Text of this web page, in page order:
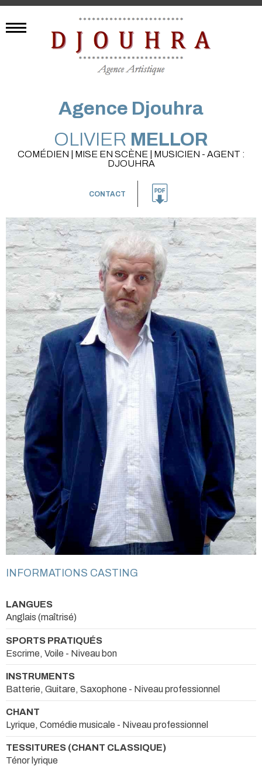
Agence Djouhra
OLIVIER MELLOR
COMÉDIEN | MISE EN SCÈNE | MUSICIEN - AGENT :
DJOUHRA
CONTACT
INFORMATIONS CASTING
LANGUES
Anglais (maîtrisé)
SPORTS PRATIQUÉS
Escrime, Voile - Niveau bon
INSTRUMENTS
Batterie, Guitare, Saxophone - Niveau professionnel
CHANT
Lyrique, Comédie musicale - Niveau professionnel
TESSITURES (CHANT CLASSIQUE)
Ténor lyrique